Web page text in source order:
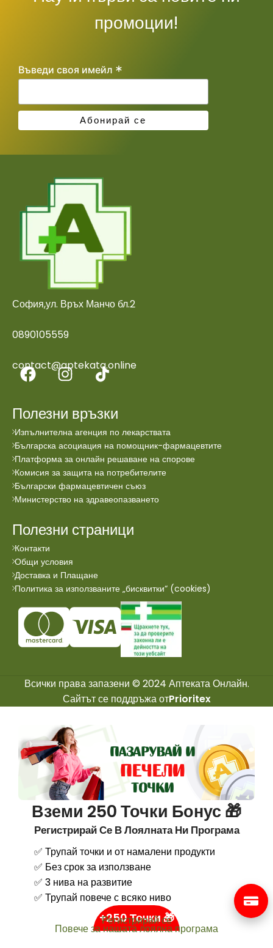
промоции!
Въведи своя имейл *
София,ул. Връх Манчо бл.2
0890105559
contact@aptekata.online
Полезни връзки
Изпълнителна агенция по лекарствата
Българска асоциация на помощник-фармацевтите
Платформа за онлайн решаване на спорове
Комисия за защита на потребителите
Български фармацевтичен съюз
Министерство на здравеопазването
Полезни страници
Контакти
Общи условия
Доставка и Плащане
Политика за използваните „бисквитки“ (cookies)
Всички права запазени © 2024 Аптеката Онлайн.
Сайтът се поддръжа отPrioritex
Вземи 250 Точки Бонус 🎁
Регистрирай Се В Лоялната Ни Програма
✅ Трупай точки и от намалени продукти
✅ Без срок за използване
✅ 3 нива на развитие
✅ Трупай повече с всяко ниво
+250 Точки 🎁
Регистрирай се
Повече за нашата лоялна програма